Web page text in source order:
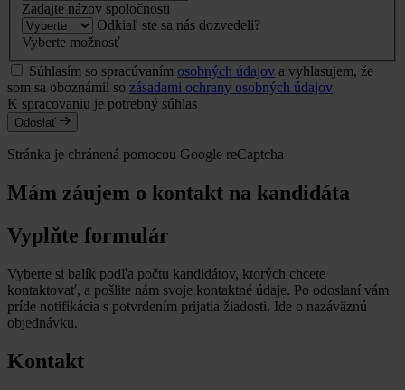
Zadajte názov spoločnosti
Odkiaľ ste sa nás dozvedeli?
Vyberte možnosť
Súhlasím so spracúvaním osobných údajov a vyhlasujem, že
som sa oboznámil so zásadami ochrany osobných údajov
K spracovaniu je potrebný súhlas
Odoslať
Stránka je chránená pomocou Google reCaptcha
Mám záujem o kontakt na kandidáta
Vyplňte formulár
Vyberte si balík podľa počtu kandidátov, ktorých chcete
kontaktovať, a pošlite nám svoje kontaktné údaje. Po odoslaní vám
príde notifikácia s potvrdením prijatia žiadosti. Ide o nazáväznú
objednávku.
Kontakt